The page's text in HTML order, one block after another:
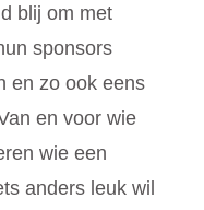
blij om met
sponsors
en zo ook eens
en voor wie
wie een
anders leuk wil